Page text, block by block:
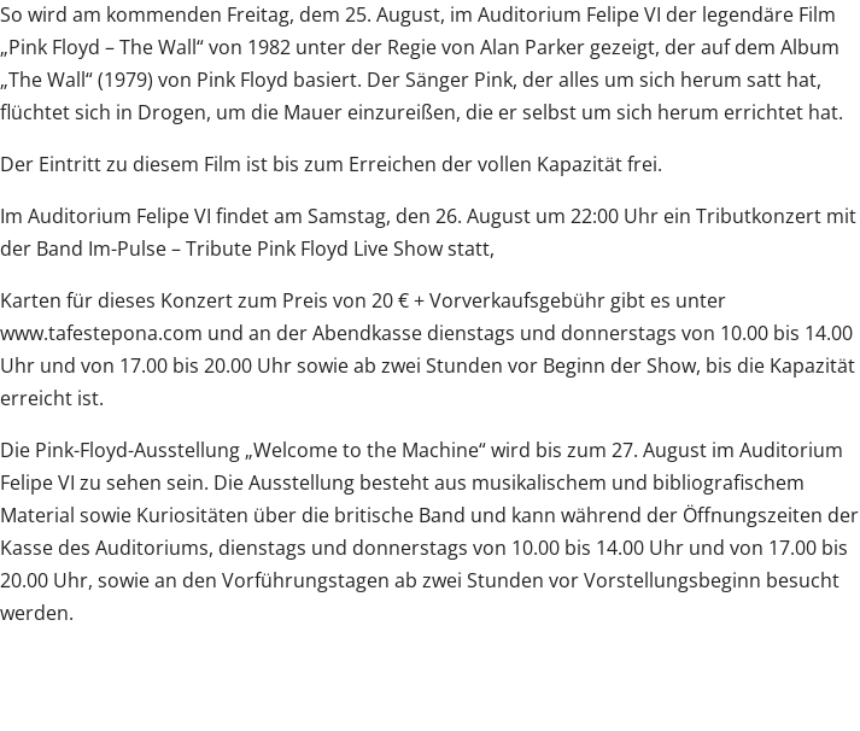
So wird am kommenden Freitag, dem 25. August, im Auditorium Felipe VI der legendäre Film
„Pink Floyd – The Wall“ von 1982 unter der Regie von Alan Parker gezeigt, der auf dem Album
„The Wall“ (1979) von Pink Floyd basiert. Der Sänger Pink, der alles um sich herum satt hat,
flüchtet sich in Drogen, um die Mauer einzureißen, die er selbst um sich herum errichtet hat.
Der Eintritt zu diesem Film ist bis zum Erreichen der vollen Kapazität frei.
Im Auditorium Felipe VI findet am Samstag, den 26. August um 22:00 Uhr ein Tributkonzert mit
der Band Im-Pulse – Tribute Pink Floyd Live Show statt,
Karten für dieses Konzert zum Preis von 20 € + Vorverkaufsgebühr gibt es unter
www.tafestepona.com und an der Abendkasse dienstags und donnerstags von 10.00 bis 14.00
Uhr und von 17.00 bis 20.00 Uhr sowie ab zwei Stunden vor Beginn der Show, bis die Kapazität
erreicht ist.
Die Pink-Floyd-Ausstellung „Welcome to the Machine“ wird bis zum 27. August im Auditorium
Felipe VI zu sehen sein. Die Ausstellung besteht aus musikalischem und bibliografischem
Material sowie Kuriositäten über die britische Band und kann während der Öffnungszeiten der
Kasse des Auditoriums, dienstags und donnerstags von 10.00 bis 14.00 Uhr und von 17.00 bis
20.00 Uhr, sowie an den Vorführungstagen ab zwei Stunden vor Vorstellungsbeginn besucht
werden.